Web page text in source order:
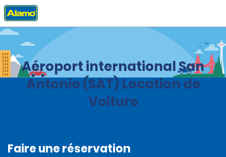
Accueil Agences
Aéroport international San
Antonio (SAT) Location de
Voiture
Faire une réservation